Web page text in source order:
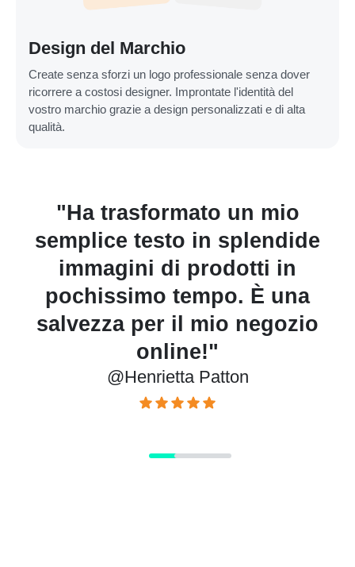
Design del Marchio
Create senza sforzi un logo professionale senza dover
ricorrere a costosi designer. Improntate l'identità del
vostro marchio grazie a design personalizzati e di alta
qualità.
"Ha trasformato un mio
semplice testo in splendide
immagini di prodotti in
pochissimo tempo. È una
salvezza per il mio negozio
online!"
@Henrietta Patton